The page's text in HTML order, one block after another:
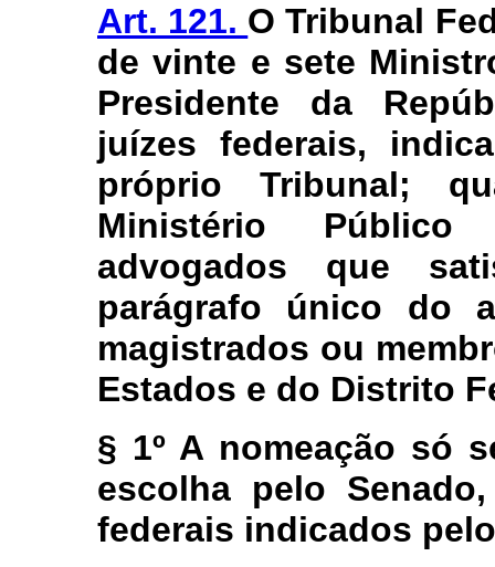
Art. 121. O Tribunal
de vinte e sete
Presidente da
juízes federais,
próprio Tribunal;
Ministério
advogados que
parágrafo único do
magistrados ou
Estados e do Distrito
§ 1º A nomeação só
escolha pelo
federais indicados